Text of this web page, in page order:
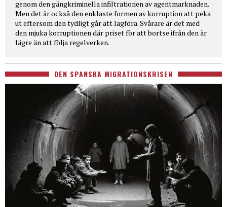
genom den gängkriminella infiltrationen av agentmarknaden.
Men det är också den enklaste formen av korruption att peka
ut eftersom den tydligt går att lagföra. Svårare är det med
den mjuka korruptionen där priset för att bortse ifrån den är
lägre än att följa regelverken.
DEN SPANSKA MIGRATIONSKRISEN